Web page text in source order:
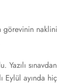
görevinin naklini
Yazılı sınavdan
Eylül ayında hiç